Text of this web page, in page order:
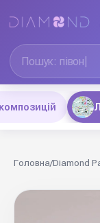
Головна/Diamond